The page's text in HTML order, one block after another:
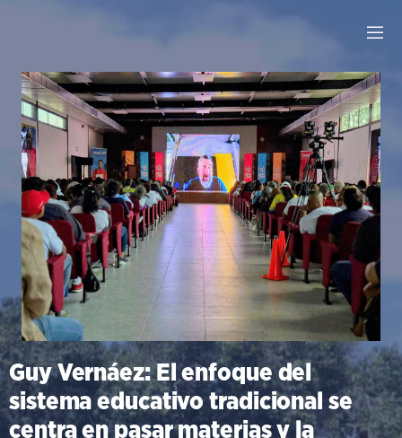
Guy Vernáez: El enfoque del
sistema educativo tradicional se
centra en pasar materias y la